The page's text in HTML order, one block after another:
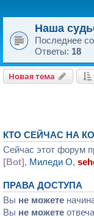
Наша
Последнее
Ответы: 18
Новая тема
КТО СЕЙЧАС НА
Сейчас этот форум
[Bot], Mиледи O,
ПРАВА ДОСТУПА
Вы не можете
Вы не можете